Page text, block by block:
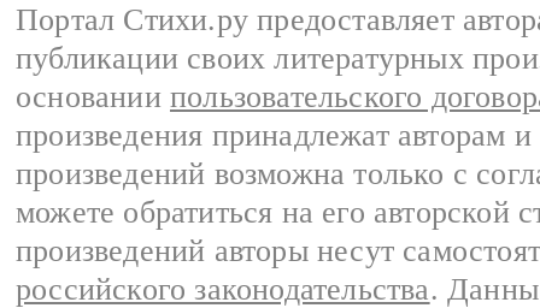
Портал Стихи.ру предоставляет
публикации своих литературных
основании пользовательского
произведения принадлежат авторам
произведений возможна только с
можете обратиться на его авторской
произведений авторы несут
российского законодательства.